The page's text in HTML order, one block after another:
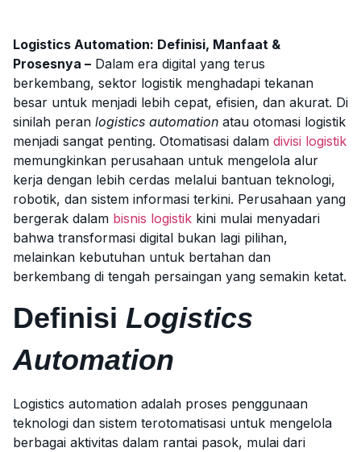
Logistics Automation: Definisi, Manfaat &
Prosesnya – Dalam era digital yang terus
berkembang, sektor logistik menghadapi tekanan
besar untuk menjadi lebih cepat, efisien, dan akurat. Di
sinilah peran logistics automation atau otomasi logistik
menjadi sangat penting. Otomatisasi dalam divisi logistik
memungkinkan perusahaan untuk mengelola alur
kerja dengan lebih cerdas melalui bantuan teknologi,
robotik, dan sistem informasi terkini. Perusahaan yang
bergerak dalam bisnis logistik kini mulai menyadari
bahwa transformasi digital bukan lagi pilihan,
melainkan kebutuhan untuk bertahan dan
berkembang di tengah persaingan yang semakin ketat.
Definisi Logistics
Automation
Logistics automation adalah proses penggunaan
teknologi dan sistem terotomatisasi untuk mengelola
berbagai aktivitas dalam rantai pasok, mulai dari